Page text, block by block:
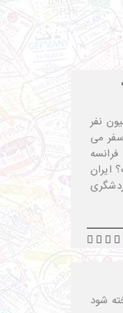
و 235 میلیون نفر
می
فرانسه
ایران
شود